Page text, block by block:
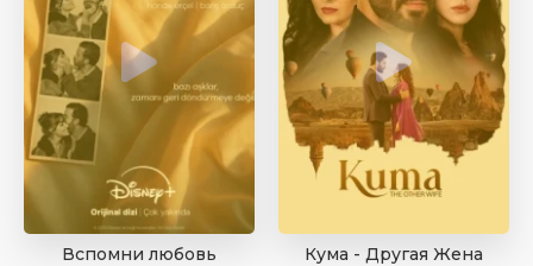
Вспомни любовь Кума - Другая Жена